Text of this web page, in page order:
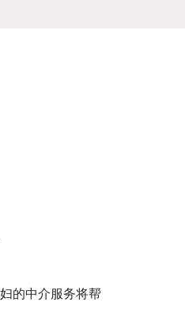
的中介服务将帮